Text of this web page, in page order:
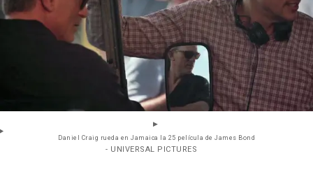
Daniel Craig rueda en Jamaica la 25 película de James Bond
- UNIVERSAL PICTURES